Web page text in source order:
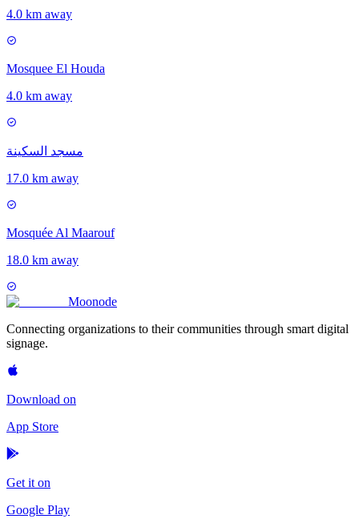
4.0 km away
Mosquee El Houda
4.0 km away
مسجد السكينة
17.0 km away
Mosquée Al Maarouf
18.0 km away
Moonode
Connecting organizations to their communities through smart digital
signage.
Download on
App Store
Get it on
Google Play